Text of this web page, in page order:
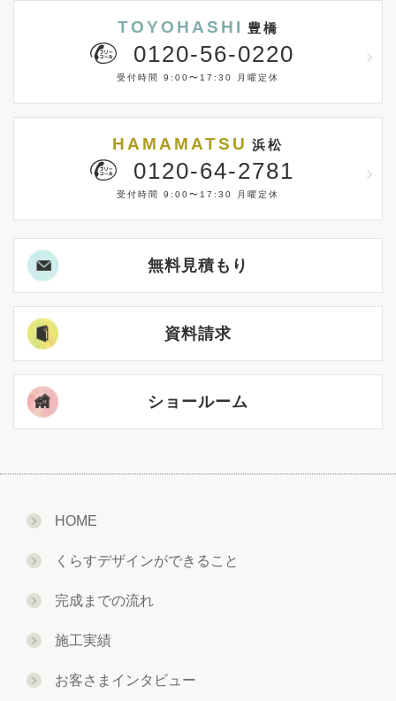
TOYOHASHI 豊橋
0120-56-0220
受付時間 9:00〜17:30 月曜定休
HAMAMATSU 浜松
0120-64-2781
受付時間 9:00〜17:30 月曜定休
無料見積もり
資料請求
ショールーム
HOME
くらすデザインができること
完成までの流れ
施工実績
お客さまインタビュー